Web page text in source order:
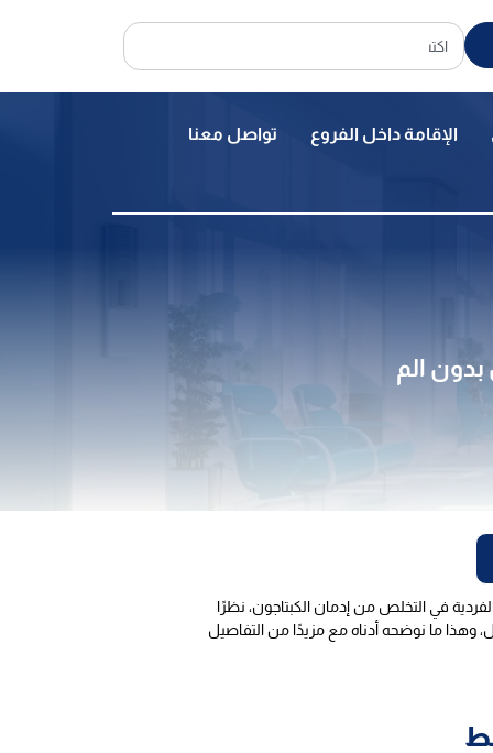
الإقامة داخل الفروع تواصل معنا
في التخلص من إدمان الكبتاجون، نظرًا
ما نوضحه أدناه مع مزيدًا من التفاصيل